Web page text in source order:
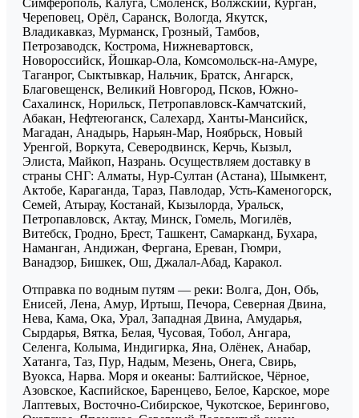
Череповец, Орёл, Саранск, Вологда, Якутск,
Владикавказ, Мурманск, Грозный, Тамбов,
Петрозаводск, Кострома, Нижневартовск,
Новороссийск, Йошкар-Ола, Комсомольск-на-Амуре,
Таганрог, Сыктывкар, Нальчик, Братск, Ангарск,
Благовещенск, Великий Новгород, Псков, Южно-
Сахалинск, Норильск, Петропавловск-Камчатский,
Абакан, Нефтеюганск, Салехард, Ханты-Мансийск,
Магадан, Анадырь, Нарьян-Мар, Ноябрьск, Новый
Уренгой, Воркута, Северодвинск, Керчь, Кызыл,
Элиста, Майкоп, Назрань. Осуществляем доставку в
страны СНГ: Алматы, Нур-Султан (Астана), Шымкент,
Актобе, Караганда, Тараз, Павлодар, Усть-Каменогорск,
Семей, Атырау, Костанай, Кызылорда, Уральск,
Петропавловск, Актау, Минск, Гомель, Могилёв,
Витебск, Гродно, Брест, Ташкент, Самарканд, Бухара,
Наманган, Андижан, Фергана, Ереван, Гюмри,
Ванадзор, Бишкек, Ош, Джалал-Абад, Каракол.
Отправка по водным путям — реки: Волга, Дон, Обь,
Енисей, Лена, Амур, Иртыш, Печора, Северная Двина,
Нева, Кама, Ока, Урал, Западная Двина, Амударья,
Сырдарья, Вятка, Белая, Чусовая, Тобол, Ангара,
Селенга, Колыма, Индигирка, Яна, Олёнек, Анабар,
Хатанга, Таз, Пур, Надым, Мезень, Онега, Свирь,
Вуокса, Нарва. Моря и океаны: Балтийское, Чёрное,
Азовское, Каспийское, Баренцево, Белое, Карское, море
Лаптевых, Восточно-Сибирское, Чукотское, Берингово,